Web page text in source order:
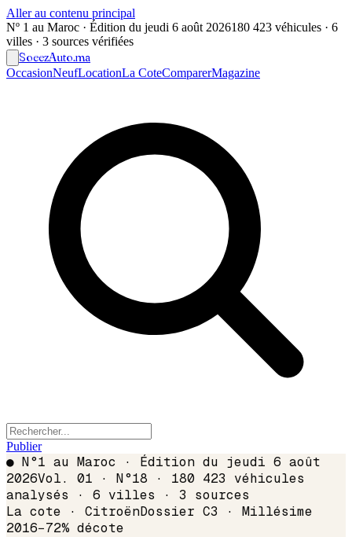
Aller au contenu principal
Nº 1 au Maroc · Édition du jeudi 6 août 2026180 423 véhicules · 6
villes · 3 sources vérifiées
SoeezAuto.ma
OccasionNeufLocationLa CoteComparerMagazine
Publier
● N°1 au Maroc · Édition du jeudi 6 août
2026Vol. 01 · N°18 · 180 423 véhicules
analysés · 6 villes · 3 sources
La cote · CitroënDossier C3 · Millésime
2016−72% décote